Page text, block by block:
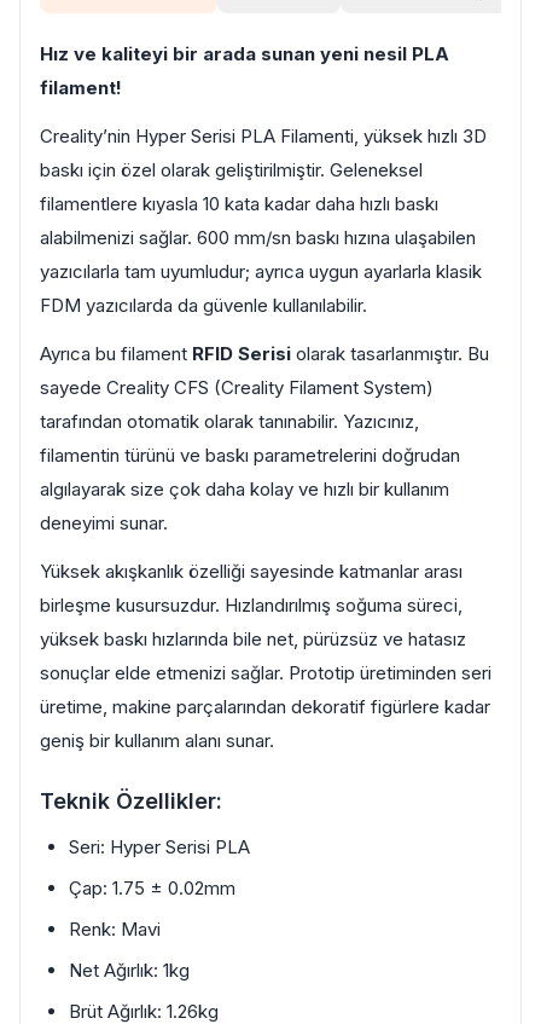
Hız ve kaliteyi bir arada sunan yeni nesil PLA
filament!
Creality’nin Hyper Serisi PLA Filamenti, yüksek hızlı 3D
baskı için özel olarak geliştirilmiştir. Geleneksel
filamentlere kıyasla 10 kata kadar daha hızlı baskı
alabilmenizi sağlar. 600 mm/sn baskı hızına ulaşabilen
yazıcılarla tam uyumludur; ayrıca uygun ayarlarla klasik
FDM yazıcılarda da güvenle kullanılabilir.
Ayrıca bu filament RFID Serisi olarak tasarlanmıştır. Bu
sayede Creality CFS (Creality Filament System)
tarafından otomatik olarak tanınabilir. Yazıcınız,
filamentin türünü ve baskı parametrelerini doğrudan
algılayarak size çok daha kolay ve hızlı bir kullanım
deneyimi sunar.
Yüksek akışkanlık özelliği sayesinde katmanlar arası
birleşme kusursuzdur. Hızlandırılmış soğuma süreci,
yüksek baskı hızlarında bile net, pürüzsüz ve hatasız
sonuçlar elde etmenizi sağlar. Prototip üretiminden seri
üretime, makine parçalarından dekoratif figürlere kadar
geniş bir kullanım alanı sunar.
Teknik Özellikler:
Seri: Hyper Serisi PLA
Çap: 1.75 ± 0.02mm
Renk: Mavi
Net Ağırlık: 1kg
Brüt Ağırlık: 1.26kg